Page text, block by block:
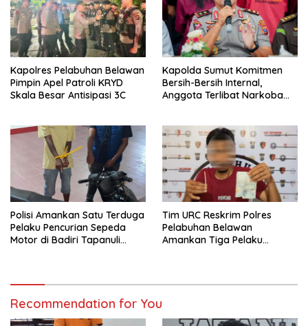
Kapolres Pelabuhan Belawan
Pimpin Apel Patroli KRYD
Skala Besar Antisipasi 3C
Kapolda Sumut Komitmen
Bersih-Bersih Internal,
Anggota Terlibat Narkoba
Polisi Amankan Satu Terduga
Pelaku Pencurian Sepeda
Motor di Badiri Tapanuli
Tim URC Reskrim Polres
Pelabuhan Belawan
Amankan Tiga Pelaku
Recommendation for You